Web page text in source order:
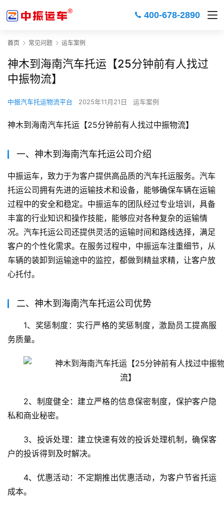
400-678-2890
首页 常见问题 运车案例
神木到海南汽车托运【25分钟前有人找过
中振物流】
中振汽车托运物流平台 2025年11月21日 运车案例
神木到海南汽车托运【25分钟前有人找过中振物流】
一、神木到海南汽车托运公司介绍
中振运车，致力于为客户提供高品质的汽车托运服务。汽车
托运公司拥有先进的运输技术和设备，能够确保车辆在运输
过程中的安全和稳定。中振运车的团队经过专业培训，具备
丰富的行业知识和操作技能，能够应对各种复杂的运输情
况。汽车托运公司还提供灵活的运输时间和路线选择，满足
客户的个性化需求。在服务过程中，中振运车注重细节，从
车辆的装卸到运输途中的监控，都做到精益求精，让客户放
心托付。
二、神木到海南汽车托运公司优势
1、奖惩制度：实行严格的奖惩制度，激励员工提高服
务质量。
2、制度健全：建立严格的信息保密制度，保护客户隐
私和商业秘密。
3、投诉处理：建立快速有效的投诉处理机制，确保客
户的投诉得到及时解决。
4、优惠活动：不定期推出优惠活动，为客户节省托运
成本。